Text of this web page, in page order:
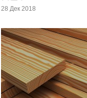
28 Дек 2018